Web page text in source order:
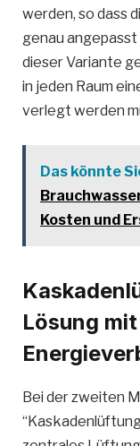
werden, so dass
genau
dieser Variante
in jeden Raum
verlegt werden
Das könnte
Kosten und
Lösung
Bei der zweiten